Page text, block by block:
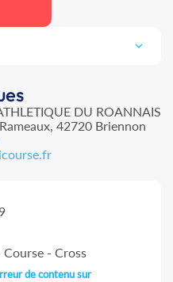
DU ROANNAIS
42720 Briennon
- Cross
de contenu sur